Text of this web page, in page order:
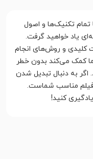
تمام تکنیک‌ها و اصول
یاد خواهید گرفت.
کلیدی و روش‌های انجام
کمک می‌کند بدون خطر
اگر به دنبال تبدیل شدن
مناسب شماست.
کنید!